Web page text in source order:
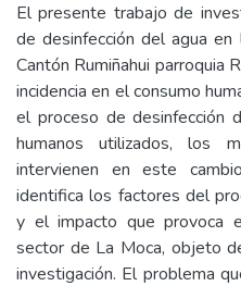
El presente trabajo de
de desinfección del agua
Cantón Rumiñahui parroquia
incidencia en el consumo
el proceso de desinfección
humanos utilizados, los
intervienen en este
identifica los factores del
y el impacto que provoca
sector de La Moca, objeto
investigación. El problema